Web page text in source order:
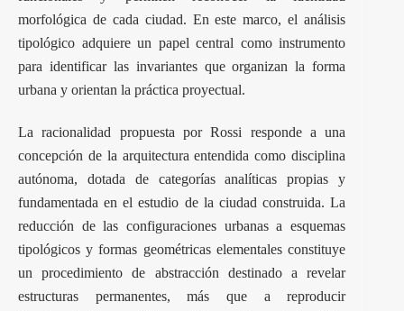
morfológica de cada ciudad. En este marco, el análisis
tipológico adquiere un papel central como instrumento
para identificar las invariantes que organizan la forma
urbana y orientan la práctica proyectual.
La racionalidad propuesta por Rossi responde a una
concepción de la arquitectura entendida como disciplina
autónoma, dotada de categorías analíticas propias y
fundamentada en el estudio de la ciudad construida. La
reducción de las configuraciones urbanas a esquemas
tipológicos y formas geométricas elementales constituye
un procedimiento de abstracción destinado a revelar
estructuras permanentes, más que a reproducir